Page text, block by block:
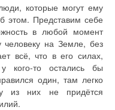
которые могут ему
этом. Представим себе
в любой момент
на Земле, без
всё, что в его силах,
кого-то остались бы
один, там легко
из них не придётся